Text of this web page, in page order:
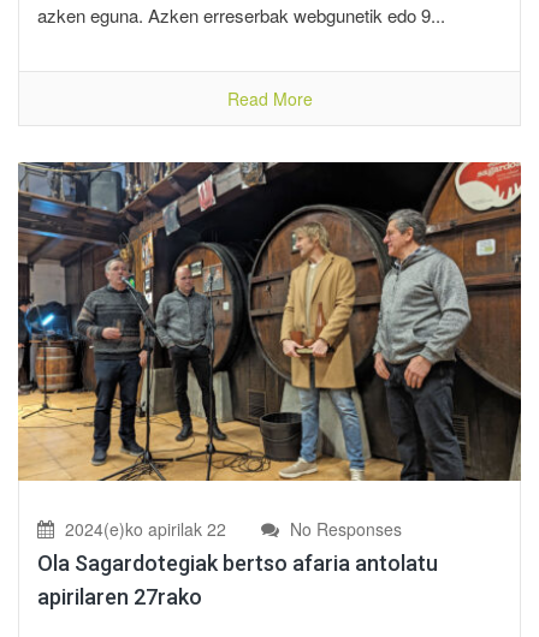
azken eguna. Azken erreserbak webgunetik edo 9...
Read More
2024(e)ko apirilak 22 No Responses
Ola Sagardotegiak bertso afaria antolatu
apirilaren 27rako